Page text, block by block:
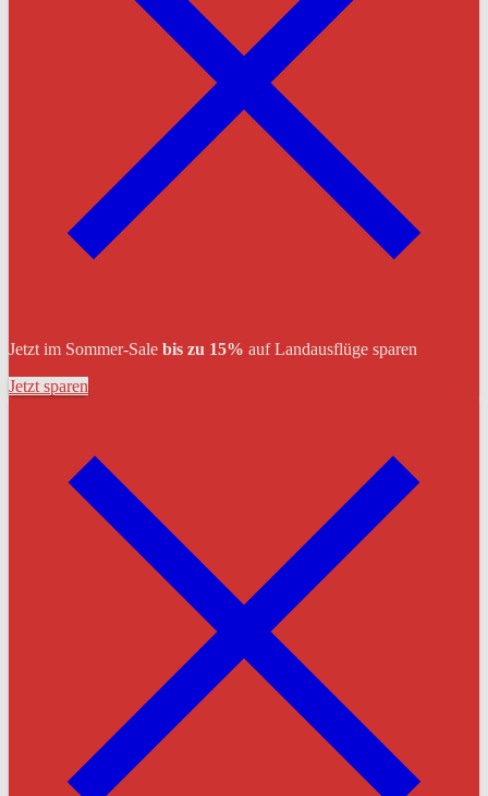
Jetzt im Sommer-Sale bis zu 15% auf Landausflüge sparen
Jetzt sparen